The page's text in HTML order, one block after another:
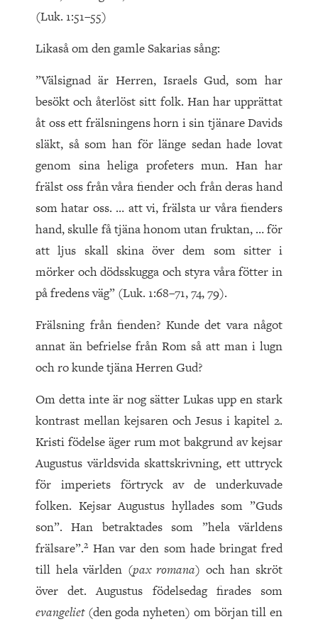
(Luk. 1:51–55)
Likaså om den gamle Sakarias sång:
”Välsignad är Herren, Israels Gud, som har
besökt och återlöst sitt folk. Han har upprättat
åt oss ett frälsningens horn i sin tjänare Davids
släkt, så som han för länge sedan hade lovat
genom sina heliga profeters mun. Han har
frälst oss från våra fiender och från deras hand
som hatar oss. … att vi, frälsta ur våra fienders
hand, skulle få tjäna honom utan fruktan, … för
att ljus skall skina över dem som sitter i
mörker och dödsskugga och styra våra fötter in
på fredens väg” (Luk. 1:68–71,74,79).
Frälsning från fienden? Kunde det vara något
annat än befrielse från Rom så att man i lugn
och ro kunde tjäna Herren Gud?
Om detta inte är nog sätter Lukas upp en stark
kontrast mellan kejsaren och Jesus i kapitel 2.
Kristi födelse äger rum mot bakgrund av kejsar
Augustus världsvida skattskrivning, ett uttryck
för imperiets förtryck av de underkuvade
folken. Kejsar Augustus hyllades som ”Guds
son”. Han betraktades som ”hela världens
frälsare”.2 Han var den som hade bringat fred
till hela världen (pax romana) och han skröt
över det. Augustus födelsedag firades som
evangeliet(den goda nyheten) om början till en